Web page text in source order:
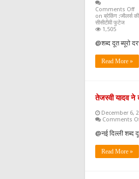
Comments Off
on ब्रेकिंग :ज्वैलर्स
सीसीटीवी फुटेज
1,505
@शब्द दूत ब्यूरो
Read More »
तेजस्वी यादव ने
December 6,
Comments
@नई दिल्ली शब्द
Read More »